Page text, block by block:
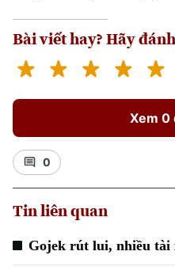
Bài viết hay? Hãy
Xem 0
0
Tin liên quan
Gojek rút lui, nhiều tài